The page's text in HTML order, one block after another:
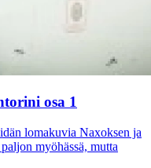
osa 1
lomakuvia Naxoksen ja
myöhässä, mutta